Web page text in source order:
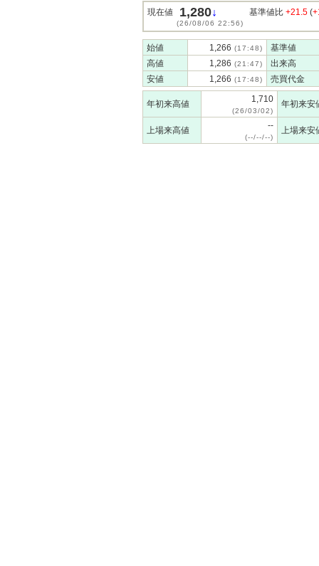
現在値 1,280↓
(26/08/06 22:56)
基準値比 +21.5 (
始値 1,266 (17:48)
基準値
高値
1,286 (21:47)
出来高
安値
1,266 (17:48) 売買代金
年初来高値 1,710
(26/03/02)
年初来安
上場来高値 --
(--/--/--)
上場来安